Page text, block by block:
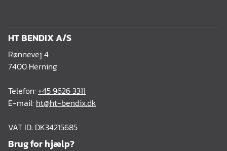
HT BENDIX A/S
Rønnevej 4
7400 Herning
Telefon: +45 9626 3311
E-mail: ht@ht-bendix.dk
VAT ID: DK34215685
Brug for hjælp?